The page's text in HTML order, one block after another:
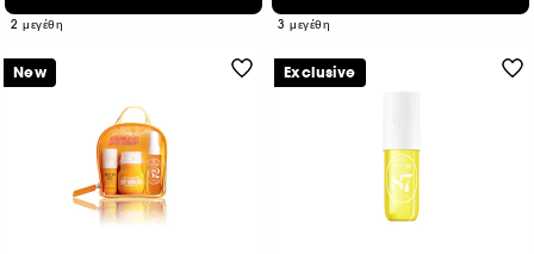
2 μεγέθη 3 μεγέθη
New Exclusive